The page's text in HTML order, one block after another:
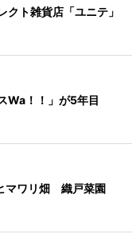
クト雑貨店「ユニテ」
Wa！！」が5年目
マワリ畑 織戸菜園